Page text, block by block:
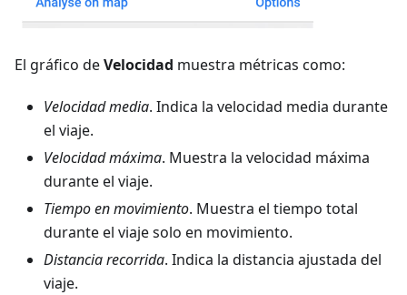
El gráfico deVelocidad muestra métricas como:
Velocidad media. Indica la velocidad media durante
el viaje.
Velocidad máxima. Muestra la velocidad máxima
durante el viaje.
Tiempo en movimiento. Muestra el tiempo total
durante el viaje solo en movimiento.
Distancia recorrida. Indica la distancia ajustada del
viaje.